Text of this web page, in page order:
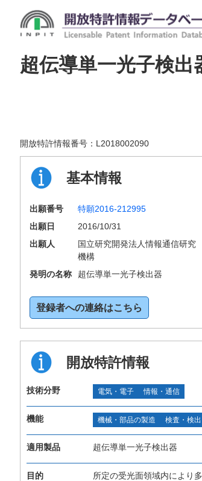
超伝導単一光子検出
開放特許情報番号： L2018002090
基本情報
出願番号 特願2016-212995
出願日
2016/10/31
出願人
国立研究開発法人情報通信研究
機構
発明の名称 超伝導単一光子検出器
登録者への連絡はこちら
開放特許情報
技術分野 電気・電子 情報・通信
機能 機械・部品の製造 検査・検出
適用製品 超伝導単一光子検出器
目的 所定の受光面領域内により